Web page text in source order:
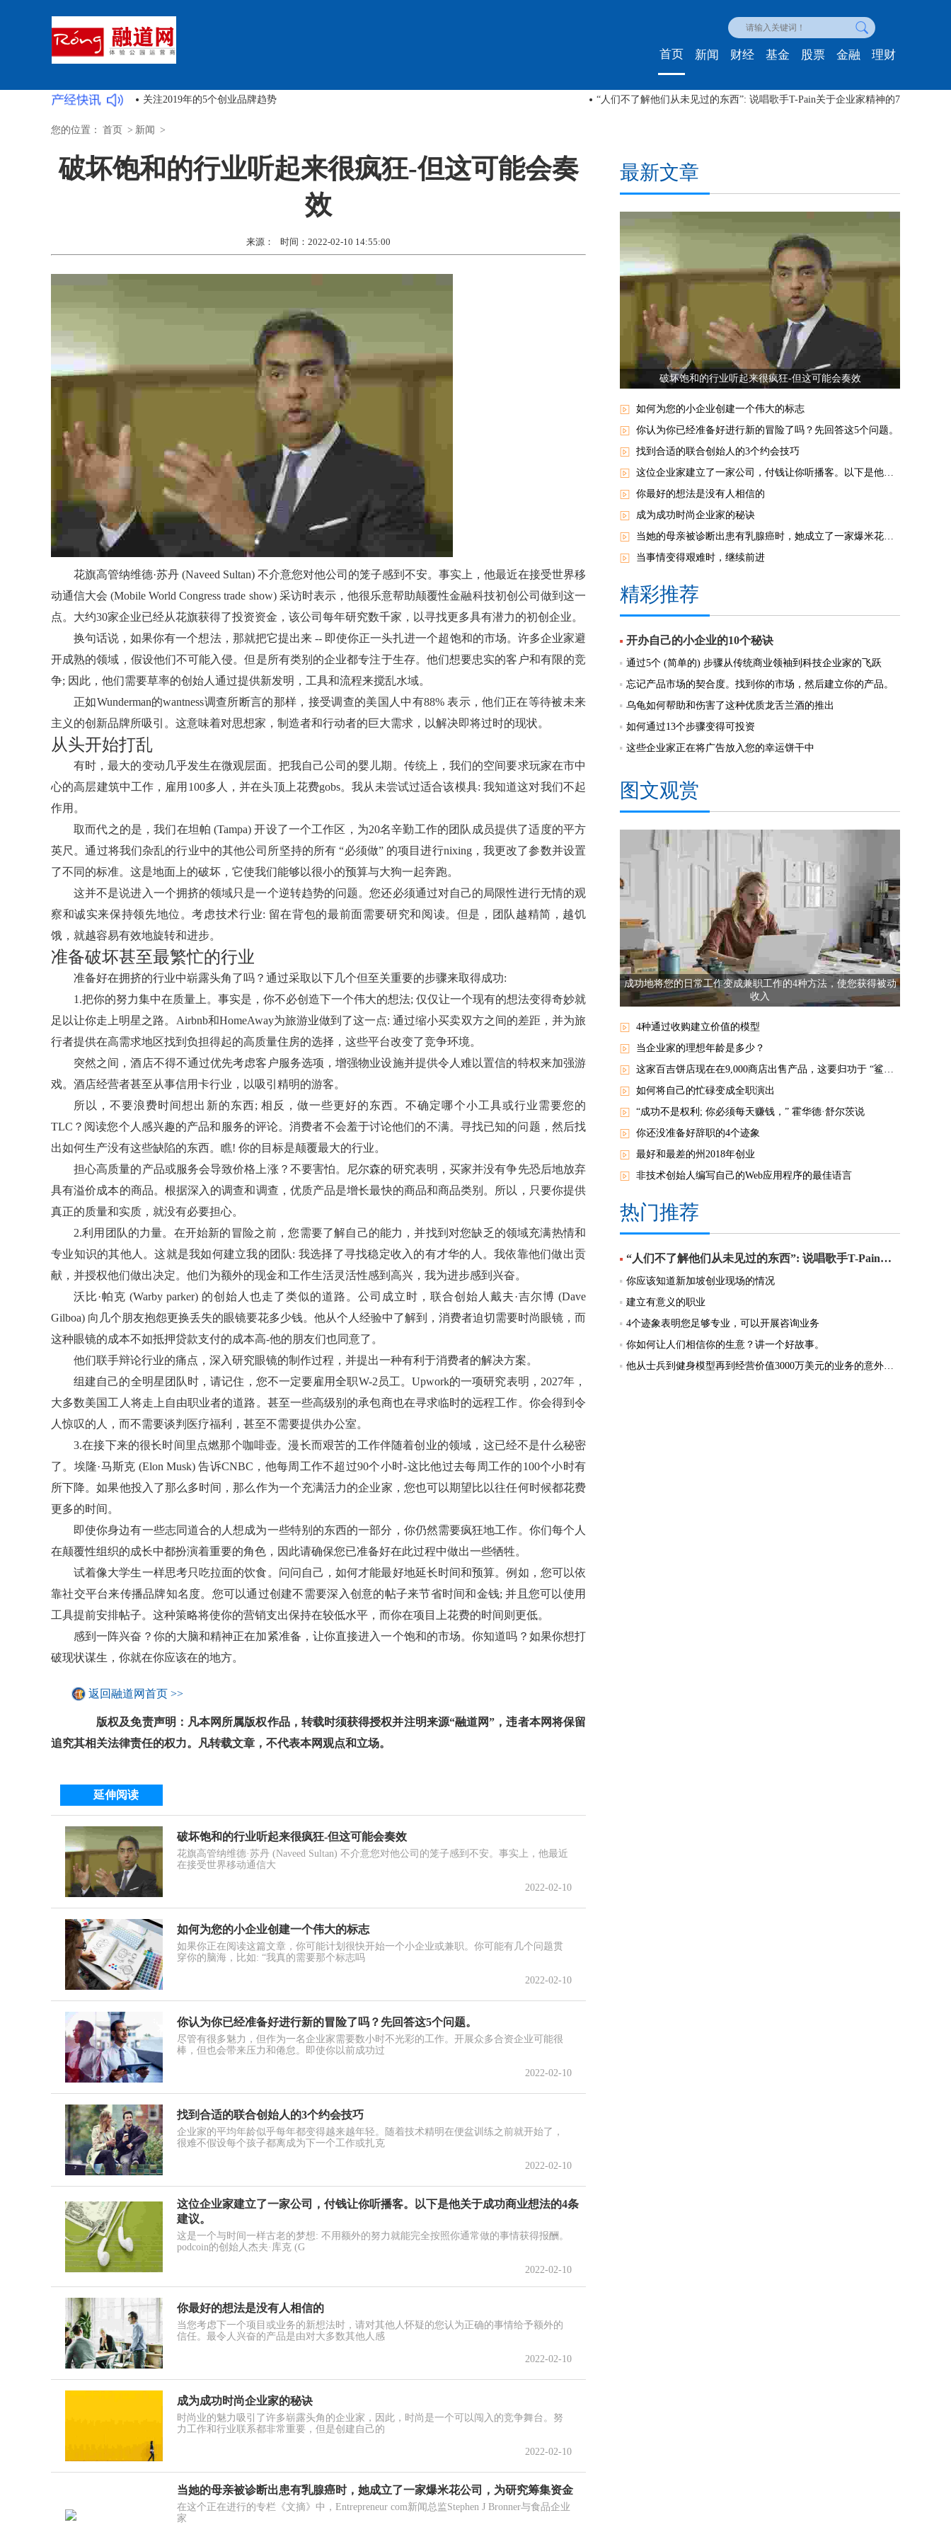
首页 新闻 财经 基金 股票 金融 理财
家精神的7句名言 开办自己的小企业的10个秘诀 成功地将您的日常工作变成兼职工作的4种方法，使您获得被动收入
您的位置： 首页 > 新闻 >
破坏饱和的行业听起来很疯狂-但这可能会奏
效
来源： 时间：2022-02-10 14:55:00
花旗高管纳维德·苏丹 (Naveed Sultan) 不介意您对他公司的笼子感到不安。事实上，他最近在接受世界移
动通信大会 (Mobile World Congress trade show) 采访时表示，他很乐意帮助颠覆性金融科技初创公司做到这一
点。大约30家企业已经从花旗获得了投资资金，该公司每年研究数千家，以寻找更多具有潜力的初创企业。
换句话说，如果你有一个想法，那就把它提出来 -- 即使你正一头扎进一个超饱和的市场。许多企业家避
开成熟的领域，假设他们不可能入侵。但是所有类别的企业都专注于生存。他们想要忠实的客户和有限的竞
争; 因此，他们需要草率的创始人通过提供新发明，工具和流程来搅乱水域。
正如Wunderman的wantness调查所断言的那样，接受调查的美国人中有88% 表示，他们正在等待被未来
主义的创新品牌所吸引。这意味着对思想家，制造者和行动者的巨大需求，以解决即将过时的现状。
从头开始打乱
有时，最大的变动几乎发生在微观层面。把我自己公司的婴儿期。传统上，我们的空间要求玩家在市中
心的高层建筑中工作，雇用100多人，并在头顶上花费gobs。我从未尝试过适合该模具: 我知道这对我们不起
作用。
取而代之的是，我们在坦帕 (Tampa) 开设了一个工作区，为20名辛勤工作的团队成员提供了适度的平方
英尺。通过将我们杂乱的行业中的其他公司所坚持的所有 “必须做” 的项目进行nixing，我更改了参数并设置
了不同的标准。这是地面上的破坏，它使我们能够以很小的预算与大狗一起奔跑。
这并不是说进入一个拥挤的领域只是一个逆转趋势的问题。您还必须通过对自己的局限性进行无情的观
察和诚实来保持领先地位。考虑技术行业: 留在背包的最前面需要研究和阅读。但是，团队越精简，越饥
饿，就越容易有效地旋转和进步。
准备破坏甚至最繁忙的行业
准备好在拥挤的行业中崭露头角了吗？通过采取以下几个但至关重要的步骤来取得成功:
1.把你的努力集中在质量上。事实是，你不必创造下一个伟大的想法; 仅仅让一个现有的想法变得奇妙就
足以让你走上明星之路。Airbnb和HomeAway为旅游业做到了这一点: 通过缩小买卖双方之间的差距，并为旅
行者提供在高需求地区找到负担得起的高质量住房的选择，这些平台改变了竞争环境。
突然之间，酒店不得不通过优先考虑客户服务选项，增强物业设施并提供令人难以置信的特权来加强游
戏。酒店经营者甚至从事信用卡行业，以吸引精明的游客。
所以，不要浪费时间想出新的东西; 相反，做一些更好的东西。不确定哪个小工具或行业需要您的
TLC？阅读您个人感兴趣的产品和服务的评论。消费者不会羞于讨论他们的不满。寻找已知的问题，然后找
出如何生产没有这些缺陷的东西。瞧! 你的目标是颠覆最大的行业。
担心高质量的产品或服务会导致价格上涨？不要害怕。尼尔森的研究表明，买家并没有争先恐后地放弃
具有溢价成本的商品。根据深入的调查和调查，优质产品是增长最快的商品和商品类别。所以，只要你提供
真正的质量和实质，就没有必要担心。
2.利用团队的力量。在开始新的冒险之前，您需要了解自己的能力，并找到对您缺乏的领域充满热情和
专业知识的其他人。这就是我如何建立我的团队: 我选择了寻找稳定收入的有才华的人。我依靠他们做出贡
献，并授权他们做出决定。他们为额外的现金和工作生活灵活性感到高兴，我为进步感到兴奋。
沃比·帕克 (Warby parker) 的创始人也走了类似的道路。公司成立时，联合创始人戴夫·吉尔博 (Dave
Gilboa) 向几个朋友抱怨更换丢失的眼镜要花多少钱。他从个人经验中了解到，消费者迫切需要时尚眼镜，而
这种眼镜的成本不如抵押贷款支付的成本高-他的朋友们也同意了。
他们联手辩论行业的痛点，深入研究眼镜的制作过程，并提出一种有利于消费者的解决方案。
组建自己的全明星团队时，请记住，您不一定要雇用全职W-2员工。Upwork的一项研究表明，2027年，
大多数美国工人将走上自由职业者的道路。甚至一些高级别的承包商也在寻求临时的远程工作。你会得到令
人惊叹的人，而不需要谈判医疗福利，甚至不需要提供办公室。
3.在接下来的很长时间里点燃那个咖啡壶。漫长而艰苦的工作伴随着创业的领域，这已经不是什么秘密
了。埃隆·马斯克 (Elon Musk) 告诉CNBC，他每周工作不超过90个小时-这比他过去每周工作的100个小时有
所下降。如果他投入了那么多时间，那么作为一个充满活力的企业家，您也可以期望比以往任何时候都花费
更多的时间。
即使你身边有一些志同道合的人想成为一些特别的东西的一部分，你仍然需要疯狂地工作。你们每个人
在颠覆性组织的成长中都扮演着重要的角色，因此请确保您已准备好在此过程中做出一些牺牲。
试着像大学生一样思考只吃拉面的饮食。问问自己，如何才能最好地延长时间和预算。例如，您可以依
靠社交平台来传播品牌知名度。您可以通过创建不需要深入创意的帖子来节省时间和金钱; 并且您可以使用
工具提前安排帖子。这种策略将使你的营销支出保持在较低水平，而你在项目上花费的时间则更低。
感到一阵兴奋？你的大脑和精神正在加紧准备，让你直接进入一个饱和的市场。你知道吗？如果你想打
破现状谋生，你就在你应该在的地方。
返回融道网首页 >>
版权及免责声明：凡本网所属版权作品，转载时须获得授权并注明来源“融道网”，违者本网将保留
追究其相关法律责任的权力。凡转载文章，不代表本网观点和立场。
延伸阅读
破坏饱和的行业听起来很疯狂-但这可能会奏效
花旗高管纳维德·苏丹 (Naveed Sultan) 不介意您对他公司的笼子感到不安。事实上，他最近
在接受世界移动通信大
2022-02-10
如何为您的小企业创建一个伟大的标志
如果你正在阅读这篇文章，你可能计划很快开始一个小企业或兼职。你可能有几个问题贯
穿你的脑海，比如: “我真的需要那个标志吗
2022-02-10
你认为你已经准备好进行新的冒险了吗？先回答这5个问题。
尽管有很多魅力，但作为一名企业家需要数小时不光彩的工作。开展众多合资企业可能很
棒，但也会带来压力和倦怠。即使你以前成功过
2022-02-10
找到合适的联合创始人的3个约会技巧
企业家的平均年龄似乎每年都变得越来越年轻。随着技术精明在便盆训练之前就开始了，
很难不假设每个孩子都离成为下一个工作或扎克
2022-02-10
这位企业家建立了一家公司，付钱让你听播客。以下是他关于成功商业想法的4条
建议。
这是一个与时间一样古老的梦想: 不用额外的努力就能完全按照你通常做的事情获得报酬。
podcoin的创始人杰夫·库克 (G
2022-02-10
你最好的想法是没有人相信的
当您考虑下一个项目或业务的新想法时，请对其他人怀疑的您认为正确的事情给予额外的
信任。最令人兴奋的产品是由对大多数其他人感
2022-02-10
成为成功时尚企业家的秘诀
时尚业的魅力吸引了许多崭露头角的企业家，因此，时尚是一个可以闯入的竞争舞台。努
力工作和行业联系都非常重要，但是创建自己的
2022-02-10
当她的母亲被诊断出患有乳腺癌时，她成立了一家爆米花公司，为研究筹集资金
在这个正在进行的专栏《文摘》中，Entrepreneur com新闻总监Stephen J Bronner与食品企业
家
最新文章
破坏饱和的行业听起来很疯狂-但这可能会奏效
如何为您的小企业创建一个伟大的标志
你认为你已经准备好进行新的冒险了吗？先回答这5个问题。
找到合适的联合创始人的3个约会技巧
这位企业家建立了一家公司，付钱让你听播客。以下是他关于成功商业想法的4条建议。
你最好的想法是没有人相信的
成为成功时尚企业家的秘诀
当她的母亲被诊断出患有乳腺癌时，她成立了一家爆米花公司，为研究筹集资金
当事情变得艰难时，继续前进
精彩推荐
开办自己的小企业的10个秘诀
通过5个 (简单的) 步骤从传统商业领袖到科技企业家的飞跃
忘记产品市场的契合度。找到你的市场，然后建立你的产品。
乌龟如何帮助和伤害了这种优质龙舌兰酒的推出
如何通过13个步骤变得可投资
这些企业家正在将广告放入您的幸运饼干中
图文观赏
成功地将您的日常工作变成兼职工作的4种方法，使您获得被动
收入
4种通过收购建立价值的模型
当企业家的理想年龄是多少？
这家百吉饼店现在在9,000商店出售产品，这要归功于 “鲨鱼罐” 和QVC
如何将自己的忙碌变成全职演出
“成功不是权利; 你必须每天赚钱，” 霍华德·舒尔茨说
你还没准备好辞职的4个迹象
最好和最差的州2018年创业
非技术创始人编写自己的Web应用程序的最佳语言
热门推荐
“人们不了解他们从未见过的东西”: 说唱歌手T-Pain关于企业家精神的7句名言
你应该知道新加坡创业现场的情况
建立有意义的职业
4个迹象表明您足够专业，可以开展咨询业务
你如何让人们相信你的生意？讲一个好故事。
他从士兵到健身模型再到经营价值3000万美元的业务的意外旅程